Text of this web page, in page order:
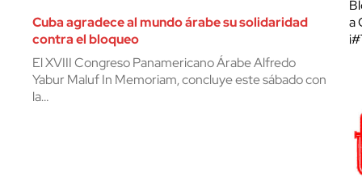
Cuba agradece al mundo árabe su solidaridad
contra el bloqueo
El XVIII Congreso Panamericano Árabe Alfredo
Yabur Maluf In Memoriam, concluye este sábado con
la…
a